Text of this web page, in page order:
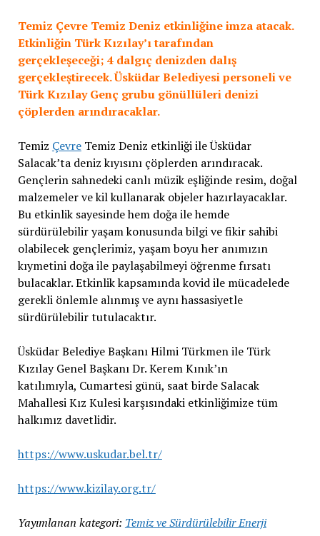
Temiz Çevre Temiz Deniz etkinliğine imza atacak.
Etkinliğin Türk Kızılay’ı tarafından
gerçekleşeceği; 4 dalgıç denizden dalış
gerçekleştirecek. Üsküdar Belediyesi personeli ve
Türk Kızılay Genç grubu gönüllüleri denizi
çöplerden arındıracaklar.
Temiz ÇevreTemiz Deniz etkinliği ile Üsküdar
Salacak’ta deniz kıyısını çöplerden arındıracak.
Gençlerin sahnedeki canlı müzik eşliğinde resim, doğal
malzemeler ve kil kullanarak objeler hazırlayacaklar.
Bu etkinlik sayesinde hem doğa ile hemde
sürdürülebilir yaşam konusunda bilgi ve fikir sahibi
olabilecek gençlerimiz, yaşam boyu her anımızın
kıymetini doğa ile paylaşabilmeyi öğrenme fırsatı
bulacaklar. Etkinlik kapsamında kovid ile mücadelede
gerekli önlemle alınmış ve aynı hassasiyetle
sürdürülebilir tutulacaktır.
Üsküdar Belediye Başkanı Hilmi Türkmen ile Türk
Kızılay Genel Başkanı Dr. Kerem Kınık’ın
katılımıyla, Cumartesi günü, saat birde Salacak
Mahallesi Kız Kulesi karşısındaki etkinliğimize tüm
halkımız davetlidir.
https://www.uskudar.bel.tr/
https://www.kizilay.org.tr/
Yayımlanan kategori: Temiz ve Sürdürülebilir Enerji